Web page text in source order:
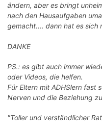
ändern, aber es bringt
nach den Hausaufgaben
gemacht.... dann hat es sich
DANKE
PS.: es gibt auch immer
oder Videos, die helfen.
Für Eltern mit ADHSlern fast
Nerven und die Beziehung
"Toller und verständlicher